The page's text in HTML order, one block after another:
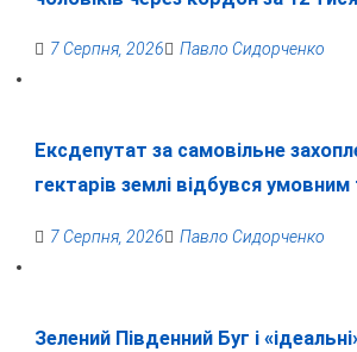
7 Серпня, 2026 Павло Сидорченко
Ексдепутат за самовільне
гектарів землі відбувся
7 Серпня, 2026 Павло Сидорченко
Зелений Південний Буг і